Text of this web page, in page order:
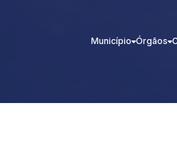
Município Órgãos